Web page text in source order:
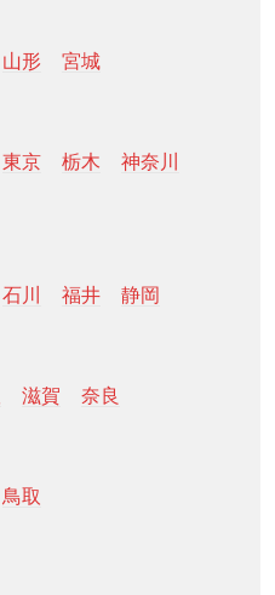
山形 宮城
東京 栃木
神奈川
石川 福井 静岡
滋賀 奈良
鳥取